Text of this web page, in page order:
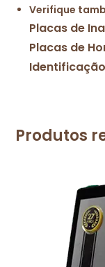
Verifique
Placas de
Placas de
Produtos